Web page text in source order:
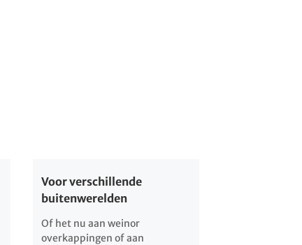
Voor verschillende
buitenwerelden
Of het nu aan weinor
overkappingen of aan